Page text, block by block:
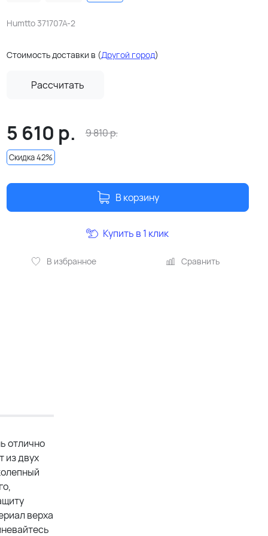
Humtto 371707A-2
Стоимость доставки в (Другой город)
Рассчитать
5 610 р. 9 810р.
Скидка 42%
В корзину
В избранное Сравнить
Купить в 1 клик
отлично
из двух
верха